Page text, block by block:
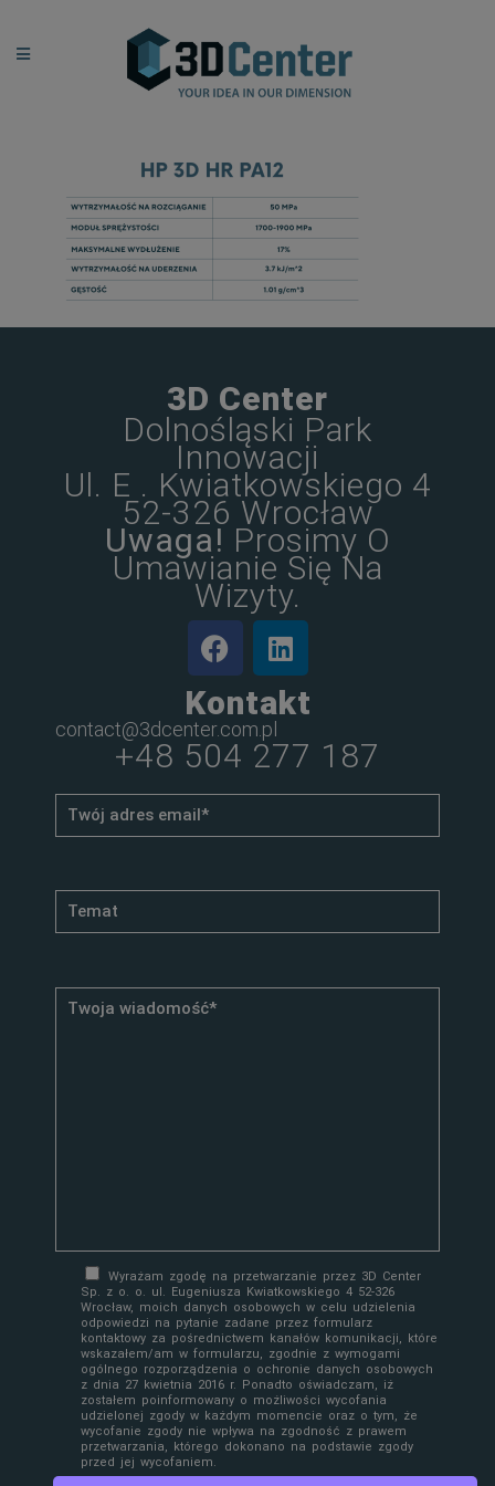
3D Center
Dolnośląski Park
Innowacji
Ul. E . Kwiatkowskiego 4
52-326 Wrocław
Uwaga! Prosimy O
Umawianie Się Na
Wizyty.
Kontakt
contact@3dcenter.com.pl
+48 504 277 187
Wyrażam zgodę na przetwarzanie przez 3D Center
Sp. z o. o. ul. Eugeniusza Kwiatkowskiego 4 52-326
Wrocław, moich danych osobowych w celu udzielenia
odpowiedzi na pytanie zadane przez formularz
kontaktowy za pośrednictwem kanałów komunikacji, które
wskazałem/am w formularzu, zgodnie z wymogami
ogólnego rozporządzenia o ochronie danych osobowych
z dnia 27 kwietnia 2016 r. Ponadto oświadczam, iż
zostałem poinformowany o możliwości wycofania
udzielonej zgody w każdym momencie oraz o tym, że
wycofanie zgody nie wpływa na zgodność z prawem
przetwarzania, którego dokonano na podstawie zgody
przed jej wycofaniem.